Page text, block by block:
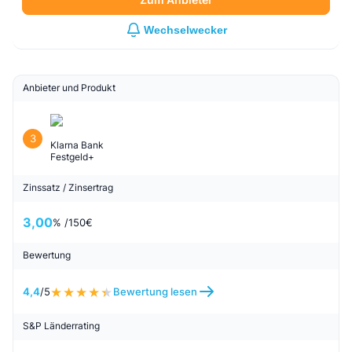
Wechselwecker
Anbieter und Produkt
3
Klarna Bank
Festgeld+
Zinssatz / Zinsertrag
3,00% /150€
Bewertung
4,4/5 Bewertung lesen
S&P Länderrating